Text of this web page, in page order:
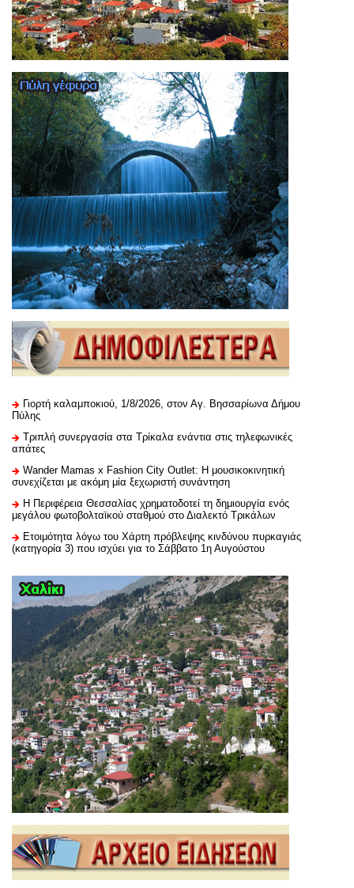
Γιορτή καλαμποκιού, 1/8/2026, στον Αγ. Βησσαρίωνα Δήμου
Πύλης
Τριπλή συνεργασία στα Τρίκαλα ενάντια στις τηλεφωνικές
απάτες
Wander Mamas x Fashion City Outlet: Η μουσικοκινητική
συνεχίζεται με ακόμη μία ξεχωριστή συνάντηση
H Περιφέρεια Θεσσαλίας χρηματοδοτεί τη δημιουργία ενός
μεγάλου φωτοβολταϊκού σταθμού στο Διαλεκτό Τρικάλων
Ετοιμότητα λόγω του Χάρτη πρόβλεψης κινδύνου πυρκαγιάς
(κατηγορία 3) που ισχύει για το Σάββατο 1η Αυγούστου